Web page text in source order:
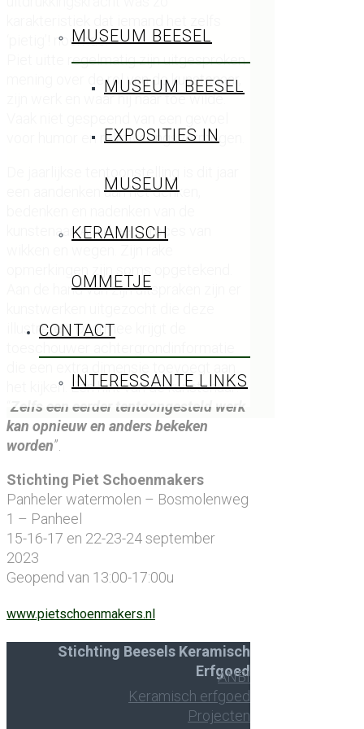
MUSEUM BEESEL
MUSEUM BEESEL
EXPOSITIES IN
MUSEUM
KERAMISCH
OMMETJE
CONTACT
INTERESSANTE LINKS
‘pietig’! noemde.
Piet uitte regelmatig zijn uitgesproken
mening over de rol van de kunstenaar,
zijn werk en waar hij naar toe wilde.
voor humor en relativeringsvermogen.
een aandenken aan het denken,
kunstenaar. Altijd een proces van
Aan de hand van zijn uitspraken zijn er
illustreren. Daarmee krijgt de
het kijken. Een hint van de kunstenaar:
Zelfs een eerder tentoongesteld werk
kan opnieuw en anders bekeken
worden”.
Stichting Piet Schoenmakers
Panheler watermolen – Bosmolenweg
1 – Panheel
15-16-17 en 22-23-24 september
2023
Geopend van 13:00-17:00u
www.pietschoenmakers.nl
Stichting Beesels Keramisch
Erfgoed
ANBI
Keramisch erfgoed
Projecten